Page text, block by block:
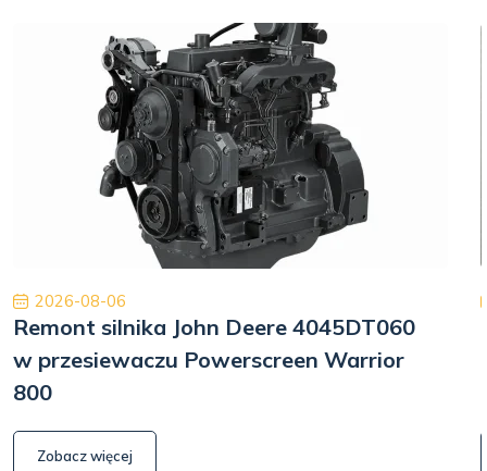
2026-08-06
Remont silnika John Deere 4045DT060
w przesiewaczu Powerscreen Warrior
800
Zobacz więcej